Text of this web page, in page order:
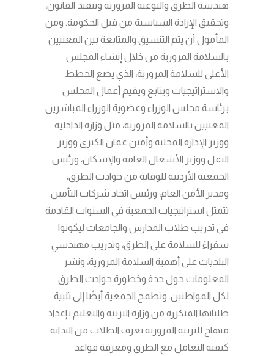
هندسة الطرق والتوعية المرورية وتنفيذ القانون،
وتحقيق الإرادة السياسية من قبل الحكومة. ومن
المأمول أن يتم التنسيق والمتابعة بين المعنيين
بالسلامة المرورية من خلال إنشاء المجلس
الأعلى للسلامة المرورية، الذي يضع الخطط
والاستراتيجيات ويتابع ويقيم أعمال المجلس
برئاسة مجلس الوزراء وعضوية الوزراء المباشرين
المعنيين بالسلامة المرورية، مثل وزارة الداخلية
ووزير الإدارة المحلية وأمين عمان الكبرى ووزير
النقل ووزير الأشغال العامة والإسكان، ورئيس
الجمعية الأردنية للوقاية من حوادث الطرق،
ومدير الأمن العام، ورئيس اتحاد شركات التأمين.
تتمثل استراتيجيات الجمعية في السنوات القادمة
في تدريب طلاب المدارس والجامعات ليكونوا
سفراءً للسلامة على الطرق، وتدريب مهندسي
البلديات على أهمية السلامة المرورية، ونشر
المعلومات حول حدة وخطورة حوادث الطرق
لكل المواطنين. وتطمح الجمعية أيضًا إلى تلبية
طلباتها المتكررة من وزارة التربية والتعليم بإعداد
منهاج للتربية المرورية يعرف الطلاب من البداية
كيفية التعامل مع الطرق ومعرفة قواعد